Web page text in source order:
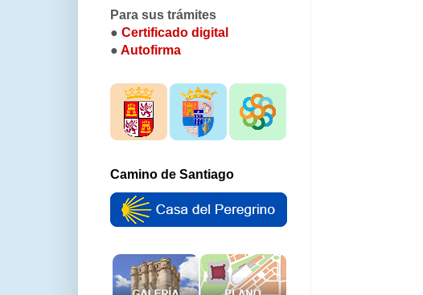
Para sus trámites
● Certificado digital
● Autofirma
Camino de Santiago